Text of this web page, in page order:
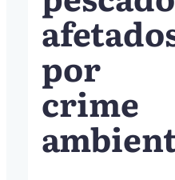
por
crime